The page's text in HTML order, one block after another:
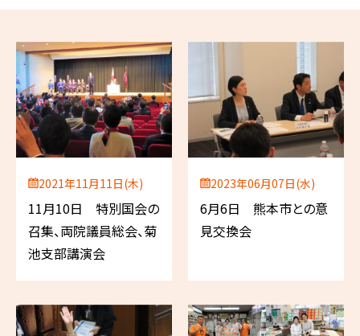
2021年11月11日(木)
11月10日 特別国会の
召集、両院議員総会、菊
池支部講演会
2023年06月07日(水)
6月6日 熊本市との意
見交換会